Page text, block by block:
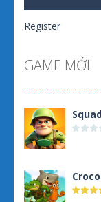
Register
GAME MỚI